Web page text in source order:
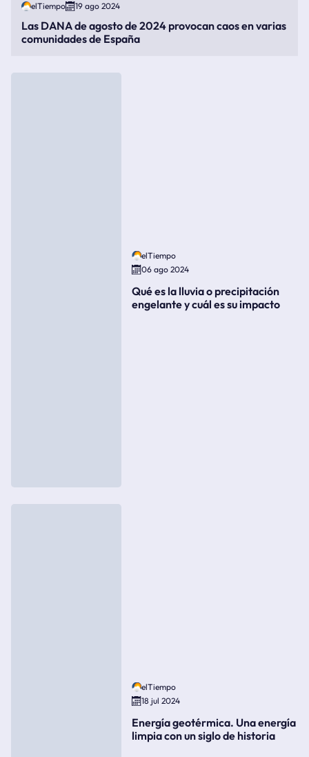
elTiempo 19 ago 2024
Las DANA de agosto de 2024 provocan caos en varias
comunidades de España
elTiempo
06 ago 2024
Qué es la lluvia o precipitación
engelante y cuál es su impacto
elTiempo
18 jul 2024
Energía geotérmica. Una energía
limpia con un siglo de historia